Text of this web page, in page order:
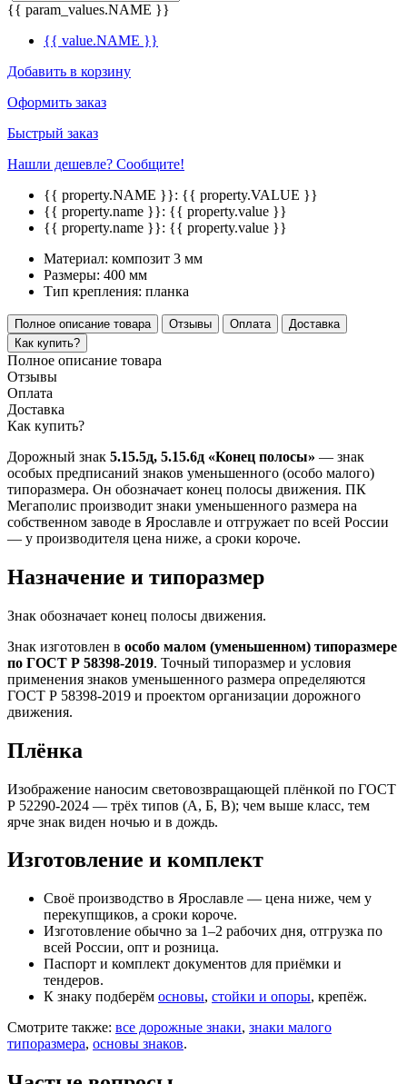
{{ param_values.NAME }}
{{ value.NAME }}
Добавить в корзину
Оформить заказ
Быстрый заказ
Нашли дешевле? Сообщите!
{{ property.NAME }}: {{ property.VALUE }}
{{ property.name }}: {{ property.value }}
{{ property.name }}: {{ property.value }}
Материал: композит 3 мм
Размеры: 400 мм
Тип крепления: планка
Полное описание товара Отзывы Оплата
Доставка
Как купить?
Полное описание товара
Отзывы
Оплата
Доставка
Как купить?
Дорожный знак 5.15.5д, 5.15.6д «Конец полосы» — знак
особых предписаний знаков уменьшенного (особо малого)
типоразмера. Он обозначает конец полосы движения. ПК
Мегаполис производит знаки уменьшенного размера на
собственном заводе в Ярославле и отгружает по всей России
— у производителя цена ниже, а сроки короче.
Назначение и типоразмер
Знак обозначает конец полосы движения.
Знак изготовлен в особо малом (уменьшенном) типоразмере
по ГОСТ Р 58398-2019. Точный типоразмер и условия
применения знаков уменьшенного размера определяются
ГОСТ Р 58398-2019 и проектом организации дорожного
движения.
Плёнка
Изображение наносим световозвращающей плёнкой по ГОСТ
Р 52290-2024 — трёх типов (А, Б, В); чем выше класс, тем
ярче знак виден ночью и в дождь.
Изготовление и комплект
Своё производство в Ярославле — цена ниже, чем у
перекупщиков, а сроки короче.
Изготовление обычно за 1–2 рабочих дня, отгрузка по
всей России, опт и розница.
Паспорт и комплект документов для приёмки и
тендеров.
К знаку подберём основы, стойки и опоры, крепёж.
Смотрите также: все дорожные знаки, знаки малого
типоразмера, основы знаков.